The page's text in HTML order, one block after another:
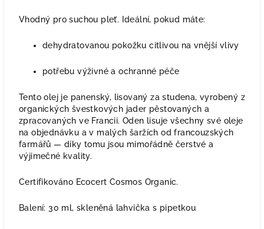
Vhodný pro suchou pleť. Ideální, pokud máte:
dehydratovanou pokožku citlivou na vnější vlivy
potřebu výživné a ochranné péče
Tento olej je panenský, lisovaný za studena, vyrobený z
organických švestkových jader pěstovaných a
zpracovaných ve Francii. Oden lisuje všechny své oleje
na objednávku a v malých šaržích od francouzských
farmářů — díky tomu jsou mimořádně čerstvé a
výjimečné kvality.
Certifikováno Ecocert Cosmos Organic.
Balení: 30 ml, skleněná lahvička s pipetkou